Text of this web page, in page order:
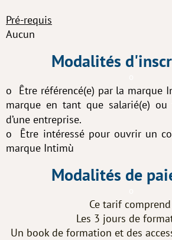
Pré-requis
Aucun
Modalités
o Être référencé(e) par la marque
marque en tant que salarié(e) ou
d’une entreprise.
o Être intéressé pour ouvrir un
marque Intimù
Modalités de
Ce tarif
Les 3 jours de
Un book de formation et des